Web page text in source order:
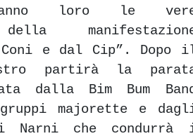
loro le
e dal Cip”. Dopo
partirà la
dalla Bim Bum
majorette e
Narni che condurrà